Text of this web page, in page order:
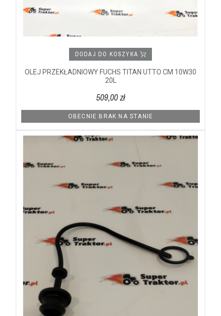
DODAJ DO KOSZYKA
OLEJ PRZEKŁADNIOWY FUCHS TITAN UTTO CM 10W30
20L
509,00 zł
OBECNIE BRAK NA STANIE